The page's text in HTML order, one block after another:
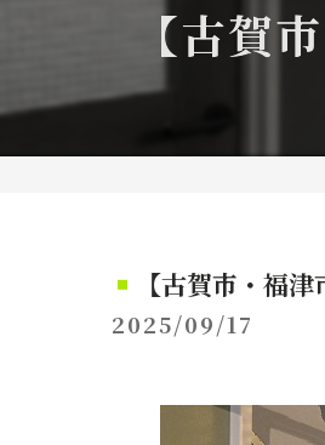
【古賀
【古賀市・福
2025/09/17